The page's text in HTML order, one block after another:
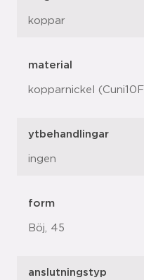
koppar
material
kopparnickel
ytbehandlingar
ingen
form
Böj, 45
anslutningstyp